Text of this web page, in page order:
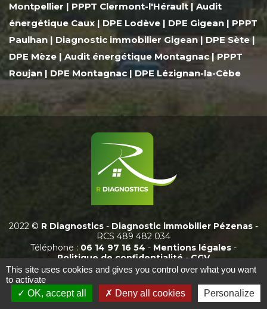
Montpellier | PPPT Clermont-l'Hérault|Audit
énergétique Caux| DPE Lodève | DPE Gigean | PPPT
Paulhan | Diagnostic immobilier Gigean | DPE Sète|
DPE Mèze | Audit énergétique Montagnac|PPPT
Roujan | DPE Montagnac | DPE Lézignan-la-Cèbe
2022 © R Diagnostics - Diagnostic immobilier Pézenas -
RCS 489 482 034
Téléphone : 06 14 97 16 54 - Mentions légales -
Politique de confidentialité - CGV
Création de site internet
www.arobiz.com
This site uses cookies and gives you control over what you want
to activate
OK, accept all
Deny all cookies Personalize